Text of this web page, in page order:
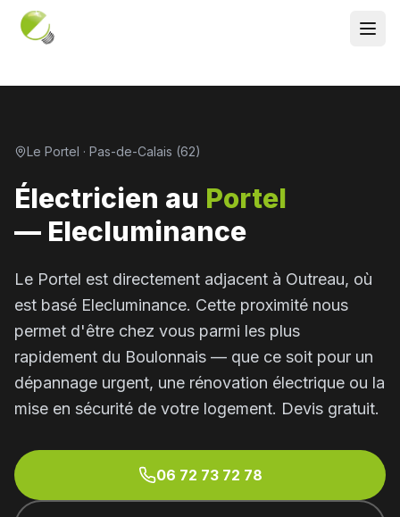
Le Portel · Pas-de-Calais (62)
Électricien au Portel
— Elecluminance
Le Portel est directement adjacent à Outreau, où
est basé Elecluminance. Cette proximité nous
permet d'être chez vous parmi les plus
rapidement du Boulonnais — que ce soit pour un
dépannage urgent, une rénovation électrique ou la
mise en sécurité de votre logement. Devis gratuit.
06 72 73 72 78